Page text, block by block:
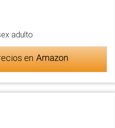
adulto
en